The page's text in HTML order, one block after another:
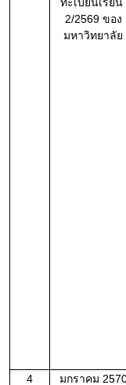
2/2569 ของ
มหาวิทยาลัย
4 มกราคม